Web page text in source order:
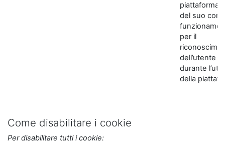
piattaforma
del suo
per il
dell’utente
durante
della
Come disabilitare i cookie
Per disabilitare tutti i cookie: